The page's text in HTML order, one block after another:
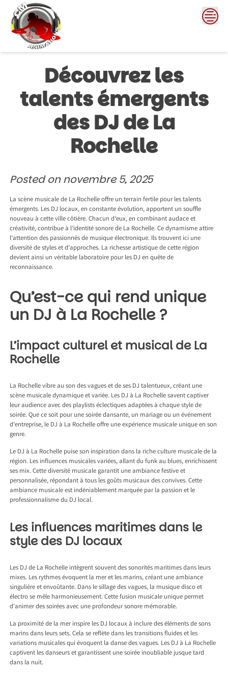
content
Découvrez les
talents émergents
des DJ de La
Rochelle
Posted onnovembre 5, 2025
La scène musicale de La Rochelle offre un terrain fertile pour les talents
émergents. Les DJ locaux, en constante évolution, apportent un souffle
nouveau à cette ville côtière. Chacun d’eux, en combinant audace et
créativité, contribue à l’identité sonore de La Rochelle. Ce dynamisme attire
l’attention des passionnés de musique électronique. Ils trouvent ici une
diversité de styles et d’approches. La richesse artistique de cette région
devient ainsi un véritable laboratoire pour les DJ en quête de
reconnaissance.
Qu’est-ce qui rend unique
un DJ à La Rochelle ?
L’impact culturel et musical de La
Rochelle
La Rochelle vibre au son des vagues et de ses DJ talentueux, créant une
scène musicale dynamique et variée. Les DJ à La Rochelle savent captiver
leur audience avec des playlists éclectiques adaptées à chaque style de
soirée. Que ce soit pour une soirée dansante, un mariage ou un événement
d’entreprise, le DJ à La Rochelle offre une expérience musicale unique en son
genre.
Le DJ à La Rochelle puise son inspiration dans la riche culture musicale de la
région. Les influences musicales variées, allant du funk au blues, enrichissent
ses mix. Cette diversité musicale garantit une ambiance festive et
personnalisée, répondant à tous les goûts musicaux des convives. Cette
ambiance musicale est indéniablement marquée par la passion et le
professionnalisme du DJ local.
Les influences maritimes dans le
style des DJ locaux
Les DJ de La Rochelle intègrent souvent des sonorités maritimes dans leurs
mixes. Les rythmes évoquent la mer et les marins, créant une ambiance
singulière et envoûtante. Dans le sillage des vagues, la musique disco et
électro se mêle harmonieusement. Cette fusion musicale unique permet
d’animer des soirées avec une profondeur sonore mémorable.
La proximité de la mer inspire les DJ locaux à inclure des éléments de sons
marins dans leurs sets. Cela se reflète dans les transitions fluides et les
variations musicales qui évoquent la danse des vagues. Les DJ à La Rochelle
captivent les danseurs et garantissent une soirée inoubliable jusque tard
dans la nuit.